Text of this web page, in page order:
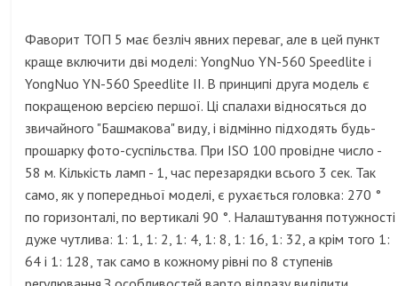
Фаворит ТОП 5 має безліч явних переваг, але в цей пункт
краще включити дві моделі: YongNuo YN-560 Speedlite і
YongNuo YN-560 Speedlite II. В принципі друга модель є
покращеною версією першої. Ці спалахи відносяться до
звичайного "Башмакова" виду, і відмінно підходять будь-
прошарку фото-суспільства. При ISO 100 провідне число -
58 м. Кількість ламп - 1, час перезарядки всього 3 сек. Так
само, як у попередньої моделі, є рухається головка: 270 °
по горизонталі, по вертикалі 90 °. Налаштування потужності
дуже чутлива: 1: 1, 1: 2, 1: 4, 1: 8, 1: 16, 1: 32, а крім того 1:
64 і 1: 128, так само в кожному рівні по 8 ступенів